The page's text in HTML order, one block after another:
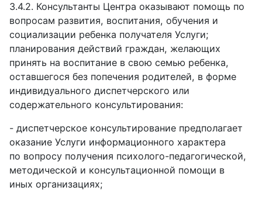
3.4.2. Консультанты Центра оказывают помощь по
вопросам развития, воспитания, обучения и
социализации ребенка получателя Услуги;
планирования действий граждан, желающих
принять на воспитание в свою семью ребенка,
оставшегося без попечения родителей, в форме
индивидуального диспетчерского или
содержательного консультирования:
- диспетчерское консультирование предполагает
оказание Услуги информационного характера
по вопросу получения психолого-педагогической,
методической и консультационной помощи в
иных организациях;